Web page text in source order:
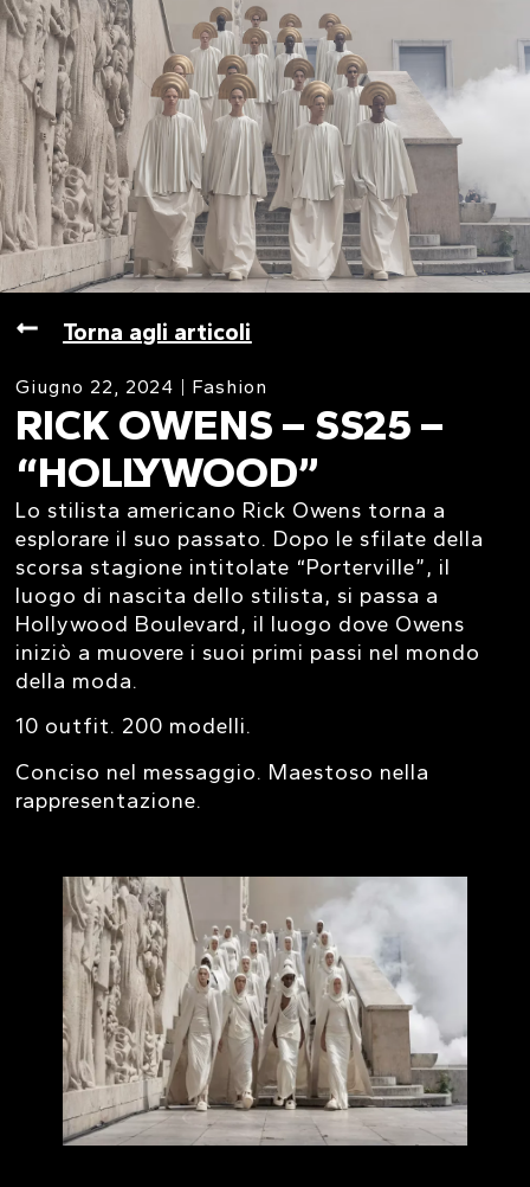
Torna agli articoli
Giugno 22, 2024 Fashion
RICK OWENS – SS25 –
“HOLLYWOOD”
Lo stilista americano Rick Owens torna a
esplorare il suo passato. Dopo le sfilate della
scorsa stagione intitolate “Porterville”, il
luogo di nascita dello stilista, si passa a
Hollywood Boulevard, il luogo dove Owens
iniziò a muovere i suoi primi passi nel mondo
della moda.
10 outfit. 200 modelli.
Conciso nel messaggio. Maestoso nella
rappresentazione.